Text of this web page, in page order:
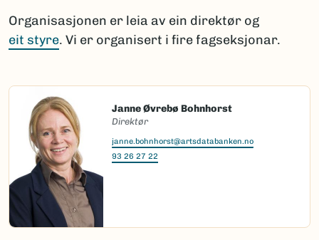
Organisasjonen er leia av ein direktør og
eit styre. Vi er organisert i fire fagseksjonar.
Janne Øvrebø Bohnhorst
Direktør
janne.bohnhorst@artsdatabanken.no
93 26 27 22